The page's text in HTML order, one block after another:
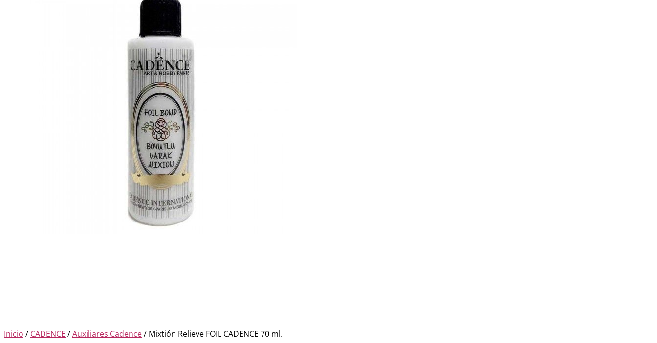
Inicio / CADENCE /Auxiliares Cadence/ Mixtión Relieve FOIL CADENCE 70 ml.